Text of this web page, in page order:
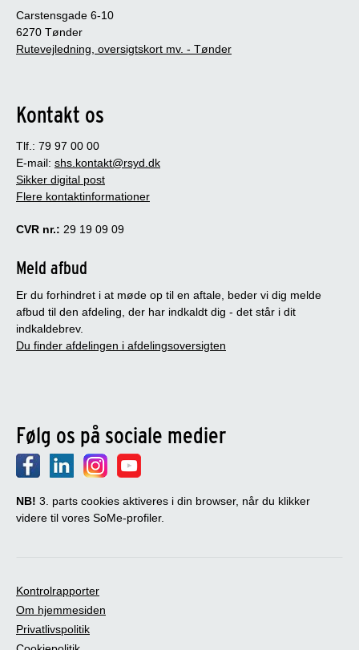
Carstensgade 6-10
6270 Tønder
Rutevejledning, oversigtskort mv. - Tønder
Kontakt os
Tlf.: 79 97 00 00
E-mail: shs.kontakt@rsyd.dk
Sikker digital post
Flere kontaktinformationer
CVR nr.: 29 19 09 09
Meld afbud
Er du forhindret i at møde op til en aftale, beder vi dig melde
afbud til den afdeling, der har indkaldt dig - det står i dit
indkaldebrev.
Du finder afdelingen i afdelingsoversigten
Følg os på sociale medier
NB! 3. parts cookies aktiveres i din browser, når du klikker
videre til vores SoMe-profiler.
Kontrolrapporter
Om hjemmesiden
Privatlivspolitik